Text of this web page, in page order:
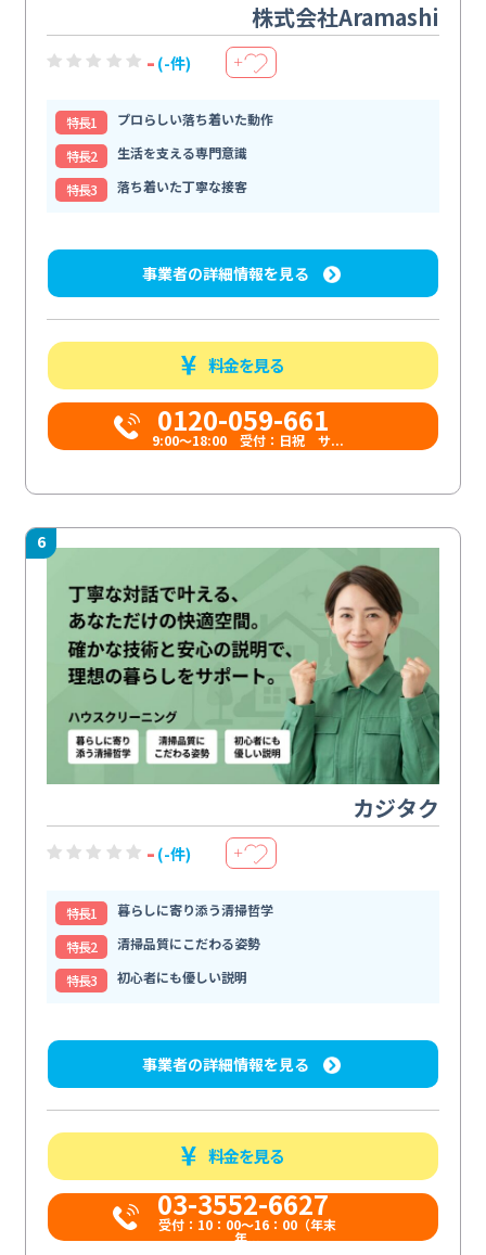
株式会社Aramashi
- (-件) ＋
特⻑1
プロらしい落ち着いた動作
特⻑2
生活を支える専門意識
特⻑3
落ち着いた丁寧な接客
事業者の詳細情報を見る
料金を見る
0120-059-661
9:00〜18:00 受付：日祝 サ...
6
カジタク
- (-件) ＋
特⻑1
暮らしに寄り添う清掃哲学
特⻑2
清掃品質にこだわる姿勢
特⻑3
初心者にも優しい説明
事業者の詳細情報を見る
料金を見る
03-3552-6627
受付：10：00～16：00（年末
年...